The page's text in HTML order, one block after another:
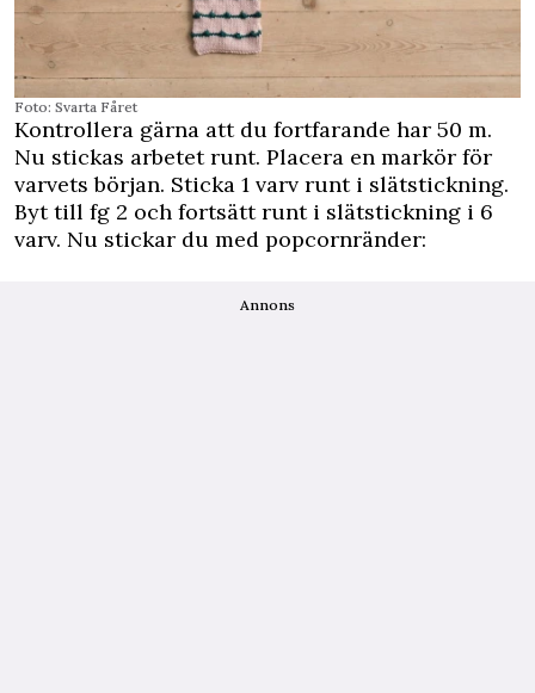
Foto: Svarta Fåret
Kontrollera gärna att du fortfarande har 50 m.
Nu stickas arbetet runt. Placera en markör för
varvets början. Sticka 1 varv runt i slätstickning.
Byt till fg 2 och fortsätt runt i slätstickning i 6
varv. Nu stickar du med popcornränder:
Annons